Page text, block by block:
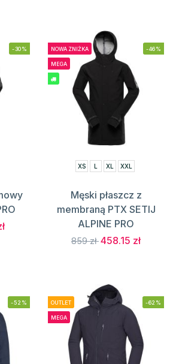
-30% NOWA ZNIŻKA
MEGA
-46%
XS L XL XXL
Męski płaszcz z
membraną PTX SETIJ
ALPINE PRO
859 zł458.15 zł
-52% OUTLET
MEGA
-62%